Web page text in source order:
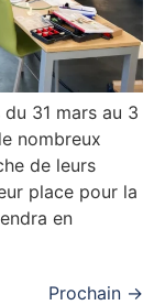
31 mars au 3
nombreux
de leurs
place pour la
en
Prochain →